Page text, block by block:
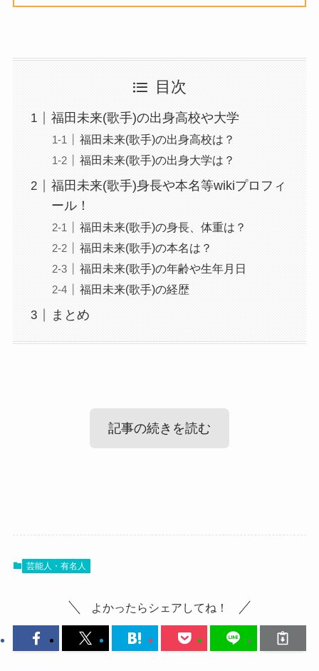
目次
福田未来(歌手)の出身高校や大学
福田未来(歌手)の出身高校は？
福田未来(歌手)の出身大学は？
福田未来(歌手)身長や本名等wikiプロフィ
ール！
福田未来(歌手)の身長、体重は？
福田未来(歌手)の本名は？
福田未来(歌手)の年齢や生年月日
福田未来(歌手)の経歴
まとめ
記事の続きを読む
どんな高校や大学に通っていたのか？気になると
それぞれ詳しく見ていきましょう。
福田未来(歌手) 結婚 彼氏
芸能人・有名人
よかったらシェアしてね！